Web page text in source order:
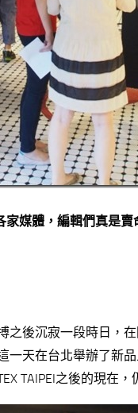
媒體，編輯們真是賣
之後沉寂一段時日，
天在台北舉辦了新
TAIPEI之後的現在